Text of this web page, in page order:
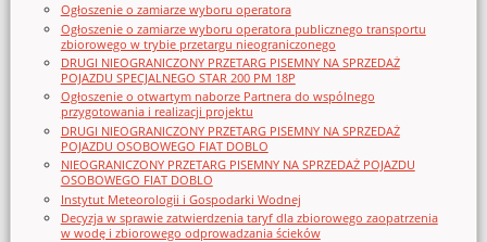
Ogłoszenie o zamiarze wyboru operatora
Ogłoszenie o zamiarze wyboru operatora publicznego transportu
zbiorowego w trybie przetargu nieograniczonego
DRUGI NIEOGRANICZONY PRZETARG PISEMNY NA SPRZEDAŻ
POJAZDU SPECJALNEGO STAR 200 PM 18P
Ogłoszenie o otwartym naborze Partnera do wspólnego
przygotowania i realizacji projektu
DRUGI NIEOGRANICZONY PRZETARG PISEMNY NA SPRZEDAŻ
POJAZDU OSOBOWEGO FIAT DOBLO
NIEOGRANICZONY PRZETARG PISEMNY NA SPRZEDAŻ POJAZDU
OSOBOWEGO FIAT DOBLO
Instytut Meteorologii i Gospodarki Wodnej
Decyzja w sprawie zatwierdzenia taryf dla zbiorowego zaopatrzenia
w wodę i zbiorowego odprowadzania ścieków